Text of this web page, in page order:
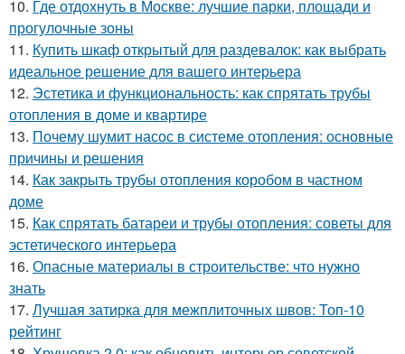
10. Где отдохнуть в Москве: лучшие парки, площади и
прогулочные зоны
11. Купить шкаф открытый для раздевалок: как выбрать
идеальное решение для вашего интерьера
12. Эстетика и функциональность: как спрятать трубы
отопления в доме и квартире
13. Почему шумит насос в системе отопления: основные
причины и решения
14. Как закрыть трубы отопления коробом в частном
доме
15. Как спрятать батареи и трубы отопления: советы для
эстетического интерьера
16. Опасные материалы в строительстве: что нужно
знать
17. Лучшая затирка для межплиточных швов: Топ-10
рейтинг